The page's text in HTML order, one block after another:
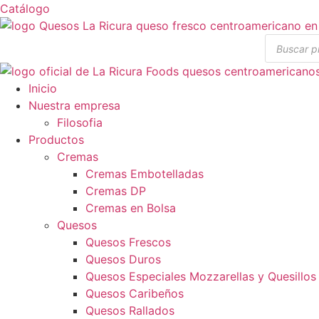
Ir
al
Catálogo
Búsqueda
de
productos
Inicio
Nuestra empresa
Filosofia
Productos
Cremas
Cremas Embotelladas
Cremas DP
Cremas en Bolsa
Quesos
Quesos Frescos
Quesos Duros
Quesos Especiales Mozzarellas y Quesillos
Quesos Caribeños
Quesos Rallados